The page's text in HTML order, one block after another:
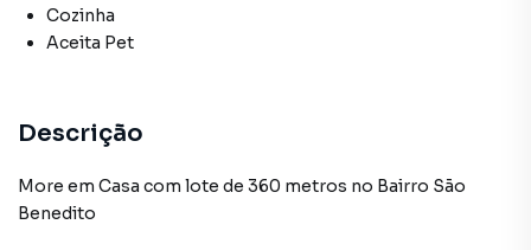
Cozinha
Aceita Pet
Descrição
More em Casa com lote de 360 metros no Bairro São
Benedito